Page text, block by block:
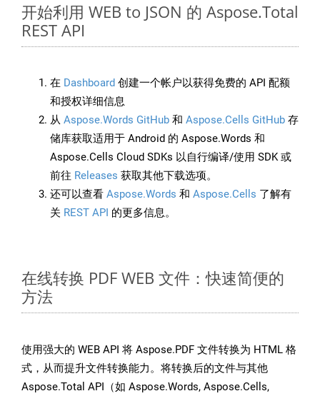
开始利用 WEB to JSON 的 Aspose.Total
REST API
在 Dashboard 创建一个帐户以获得免费的 API 配额
和授权详细信息
从 Aspose.Words GitHub 和 Aspose.Cells GitHub 存
储库获取适用于 Android 的 Aspose.Words 和
Aspose.Cells Cloud SDKs 以自行编译/使用 SDK 或
前往 Releases 获取其他下载选项。
还可以查看 Aspose.Words 和 Aspose.Cells 了解有
关 REST API 的更多信息。
在线转换 PDF WEB 文件：快速简便的
方法
使用强大的 WEB API 将 Aspose.PDF 文件转换为 HTML 格
式，从而提升文件转换能力。将转换后的文件与其他
Aspose.Total API（如 Aspose.Words, Aspose.Cells,